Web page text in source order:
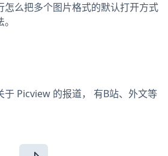
怎么把多个图片格式的默认打开方式
于 Picview 的报道， 有B站、外文等